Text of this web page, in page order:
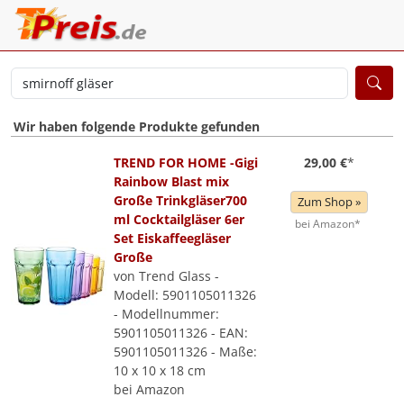
Wir haben folgende Produkte gefunden
TREND FOR HOME -Gigi
Rainbow Blast mix
Große Trinkgläser700
ml Cocktailgläser 6er
Set Eiskaffeegläser
Große
von Trend Glass -
Modell: 5901105011326
- Modellnummer:
5901105011326 - EAN:
5901105011326 - Maße:
10 x 10 x 18 cm
bei Amazon
29,00 €*
Zum Shop »
bei Amazon*